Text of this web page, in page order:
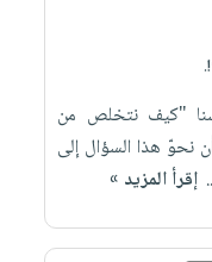
"كيف نتخلص من
نحوّ هذا السؤال إلى
إقرأ المزيد »